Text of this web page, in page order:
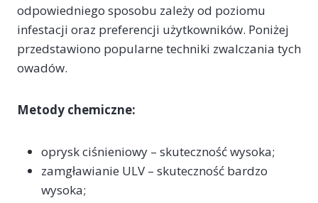
odpowiedniego sposobu zależy od poziomu
infestacji oraz preferencji użytkowników. Poniżej
przedstawiono popularne techniki zwalczania tych
owadów.
Metody chemiczne:
oprysk ciśnieniowy – skuteczność wysoka;
zamgławianie ULV – skuteczność bardzo
wysoka;